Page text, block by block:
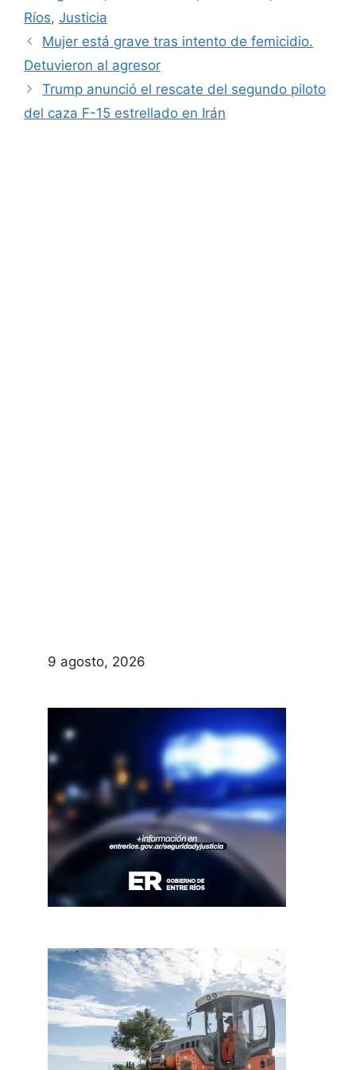
Ríos, Justicia
Mujer está grave tras intento de femicidio.
Detuvieron al agresor
Trump anunció el rescate del segundo piloto
del caza F-15 estrellado en Irán
9 agosto, 2026